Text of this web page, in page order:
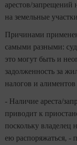
арестов/
на земельные
Причинами
самыми разными:
это могут быть и
задолженность за
налогов и алиментов
- Наличие ареста/
приводит к
поскольку владелец
ею распоряжаться, -